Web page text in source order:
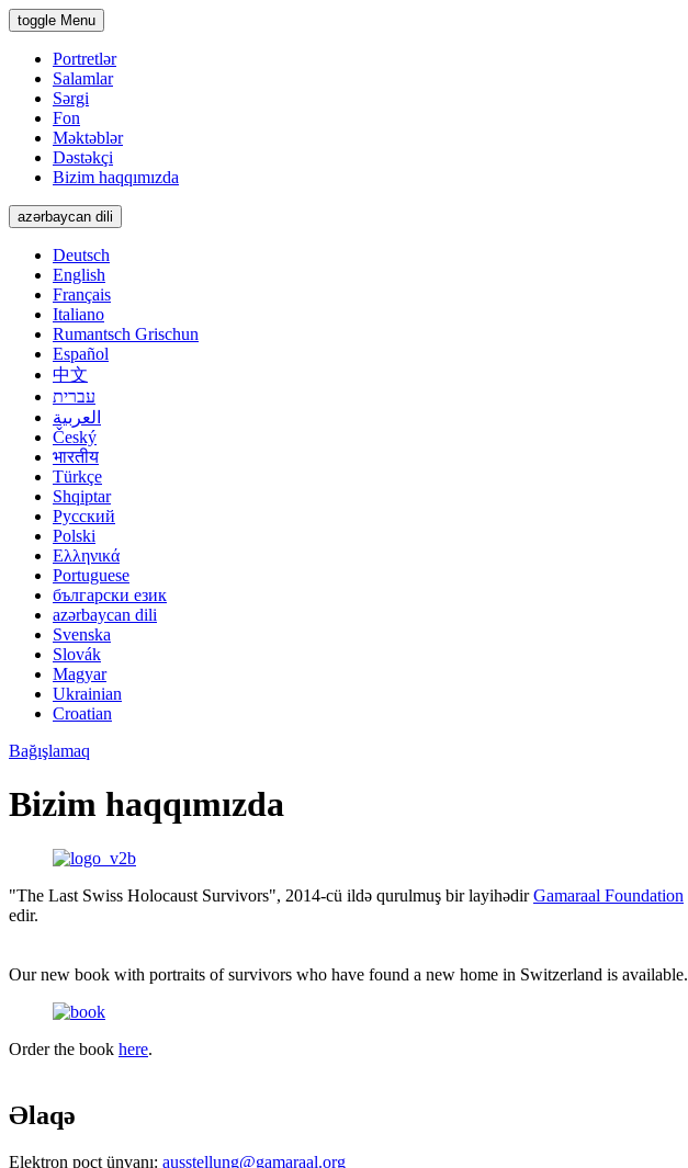
toggle Menu
Portretlər
Salamlar
Sərgi
Fon
Məktəblər
Dəstəkçi
Bizim haqqımızda
azərbaycan dili
Deutsch
English
Français
Italiano
Rumantsch Grischun
Español
中文
עברית
العربية
Český
भारतीय
Türkçe
Shqiptar
Pусский
Polski
Ελληνικά
Portuguese
български език
azərbaycan dili
Svenska
Slovák
Magyar
Ukrainian
Croatian
Bağışlamaq
Bizim haqqımızda
"The Last Swiss Holocaust Survivors", 2014-cü ildə qurulmuş bir layihədirGamaraal Foundation
edir.
Our new book with portraits of survivors who have found a new home in Switzerland is available.
Order the book here.
Əlaqə
Elektron poçt ünvanı: ausstellung@gamaraal.org